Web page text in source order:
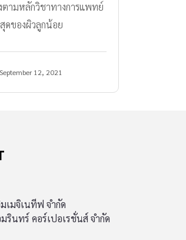
ตามหลักวิชาทางการแพทย์
ดของผิวลูกน้อย
September 12, 2021
เมจิเนทีฟ จำกัด
รินทร์ คอร์เปอเรชั่นส์ จำกัด